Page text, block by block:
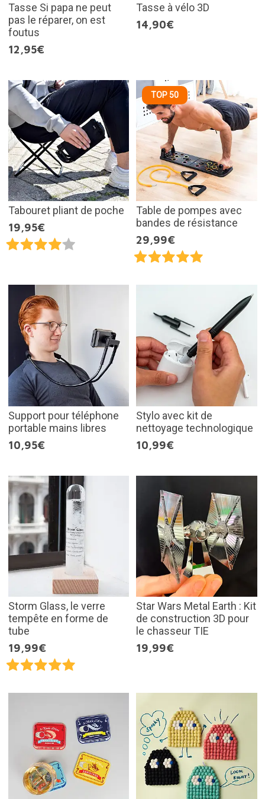
Tasse Si papa ne peut
pas le réparer, on est
foutus
12,95€
Tasse à vélo 3D
14,90€
Tabouret pliant de poche
19,95€
TOP 50
Table de pompes avec
bandes de résistance
29,99€
Support pour téléphone
portable mains libres
10,95€
Stylo avec kit de
nettoyage technologique
10,99€
Storm Glass, le verre
tempête en forme de
tube
19,99€
Star Wars Metal Earth : Kit
de construction 3D pour
le chasseur TIE
19,99€